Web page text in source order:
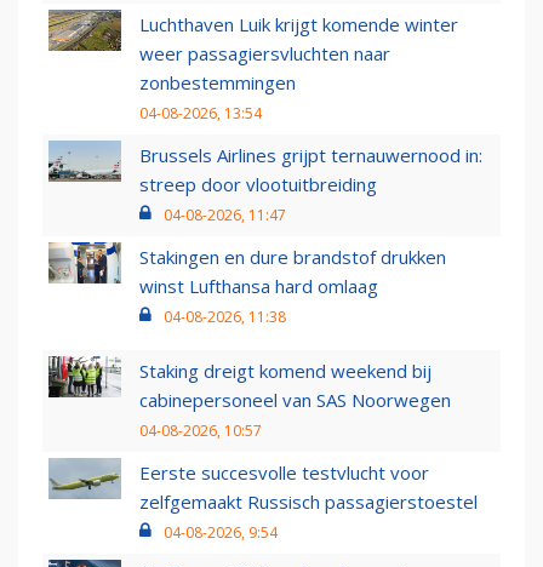
Luchthaven Luik krijgt komende winter
weer passagiersvluchten naar
zonbestemmingen
04-08-2026, 13:54
Brussels Airlines grijpt ternauwernood in:
streep door vlootuitbreiding
04-08-2026, 11:47
Stakingen en dure brandstof drukken
winst Lufthansa hard omlaag
04-08-2026, 11:38
Staking dreigt komend weekend bij
cabinepersoneel van SAS Noorwegen
04-08-2026, 10:57
Eerste succesvolle testvlucht voor
zelfgemaakt Russisch passagierstoestel
04-08-2026, 9:54